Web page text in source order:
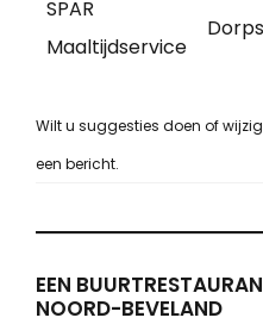
SPAR
Maaltijdservice
Wilt u suggesties doen of
een bericht.
EEN
NOORD-BEVELAND